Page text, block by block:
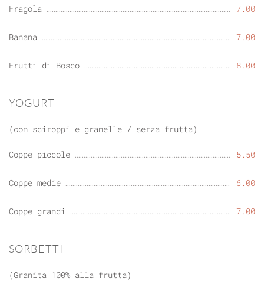
Fragola 7.00
Banana 7.00
Frutti di Bosco 8.00
YOGURT
(con sciroppi e granelle / serza frutta)
Coppe piccole 5.50
Coppe medie 6.00
Coppe grandi 7.00
SORBETTI
(Granita 100% alla frutta)